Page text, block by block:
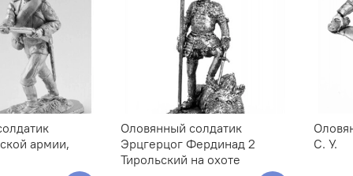
армии,
Оловянный солдатик
Эрцгерцог Фердинад 2
Тирольский на охоте
С. У.